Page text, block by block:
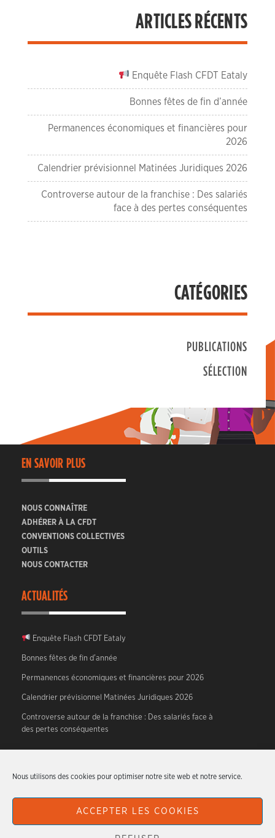
Nous utilisons des cookies pour optimiser notre site web et notre service.
ACCEPTER LES COOKIES
ARTICLES RÉCENTS
Enquête Flash CFDT Eataly
Bonnes fêtes de fin d’année
Permanences économiques et financières pour
2026
Calendrier prévisionnel Matinées Juridiques 2026
Controverse autour de la franchise : Des salariés
face à des pertes conséquentes
CATÉGORIES
PUBLICATIONS
SÉLECTION
EN SAVOIR PLUS
NOUS CONNAÎTRE
ADHÉRER À LA CFDT
CONVENTIONS COLLECTIVES
OUTILS
NOUS CONTACTER
ACTUALITÉS
Enquête Flash CFDT Eataly
Bonnes fêtes de fin d’année
Permanences économiques et financières pour 2026
Calendrier prévisionnel Matinées Juridiques 2026
Controverse autour de la franchise : Des salariés face à
des pertes conséquentes
CFDT HTR – Hotellerie, Tourisme, Restauration.
Articles originaux écrits par les militants du syndicat.